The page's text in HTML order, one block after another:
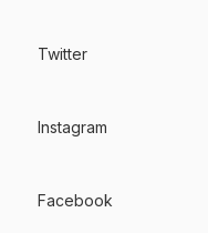
Twitter
Instagram
Facebook